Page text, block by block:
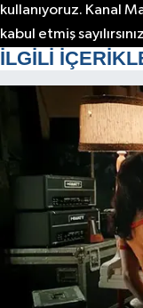
kullanıyoruz. Kanal
kabul etmiş